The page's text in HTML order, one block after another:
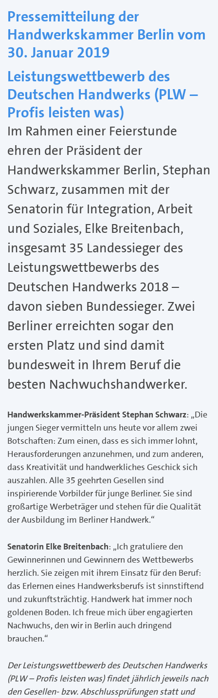
Pressemitteilung der
Handwerkskammer Berlin vom
30. Januar 2019
Leistungswettbewerb des
Deutschen Handwerks (PLW –
Profis leisten was)
Im Rahmen einer Feierstunde
ehren der Präsident der
Handwerkskammer Berlin, Stephan
Schwarz, zusammen mit der
Senatorin für Integration, Arbeit
und Soziales, Elke Breitenbach,
insgesamt 35 Landessieger des
Leistungswettbewerbs des
Deutschen Handwerks 2018 –
davon sieben Bundessieger. Zwei
Berliner erreichten sogar den
ersten Platz und sind damit
bundesweit in Ihrem Beruf die
besten Nachwuchshandwerker.
Handwerkskammer-Präsident Stephan Schwarz: „Die
jungen Sieger vermitteln uns heute vor allem zwei
Botschaften: Zum einen, dass es sich immer lohnt,
Herausforderungen anzunehmen, und zum anderen,
dass Kreativität und handwerkliches Geschick sich
auszahlen. Alle 35 geehrten Gesellen sind
inspirierende Vorbilder für junge Berliner. Sie sind
großartige Werbeträger und stehen für die Qualität
der Ausbildung im Berliner Handwerk.“
Senatorin Elke Breitenbach: „Ich gratuliere den
Gewinnerinnen und Gewinnern des Wettbewerbs
herzlich. Sie zeigen mit ihrem Einsatz für den Beruf:
das Erlernen eines Handwerksberufs ist sinnstiftend
und zukunftsträchtig. Handwerk hat immer noch
goldenen Boden. Ich freue mich über engagierten
Nachwuchs, den wir in Berlin auch dringend
brauchen.“
Der Leistungswettbewerb des Deutschen Handwerks
(PLW – Profis leisten was) findet jährlich jeweils nach
den Gesellen- bzw. Abschlussprüfungen statt und